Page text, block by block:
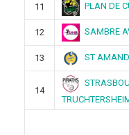
11 PLAN DE
12 SAMBRE
13 ST
14